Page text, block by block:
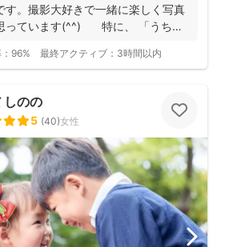
す。撮影大好きで一緒に楽しく写真
っています(^^) 特に、 「うち
96% 最終アクティブ： 3時間以内
しのの
5 (40)女性